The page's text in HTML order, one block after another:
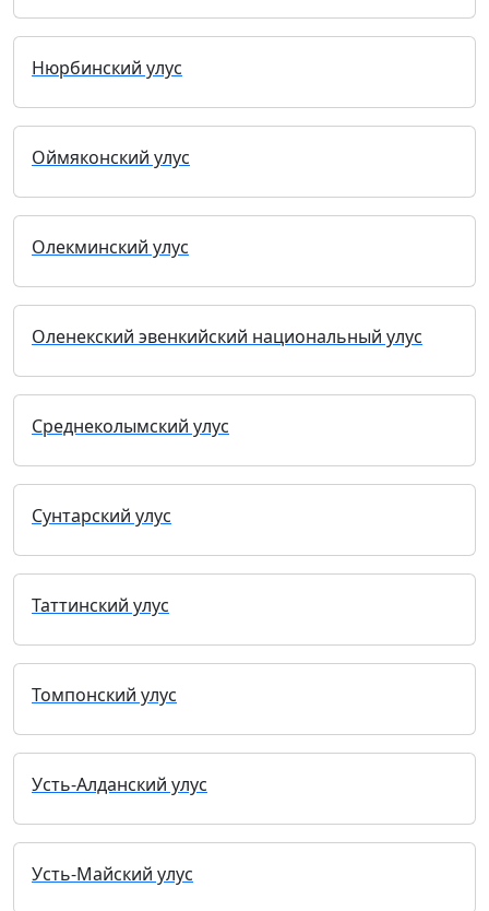
Нюрбинский улус
Оймяконский улус
Олекминский улус
Оленекский эвенкийский национальный улус
Среднеколымский улус
Сунтарский улус
Таттинский улус
Томпонский улус
Усть-Алданский улус
Усть-Майский улус